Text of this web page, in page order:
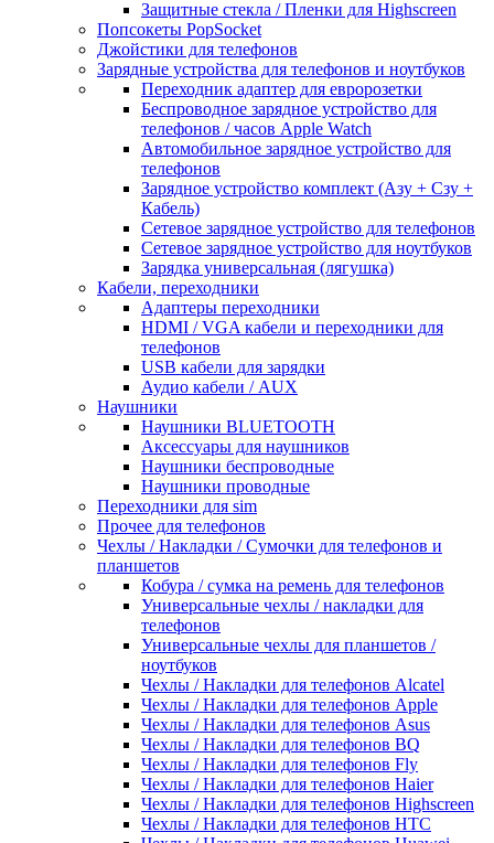
Защитные стекла / Пленки для Highscreen
Попсокеты PopSocket
Джойстики для телефонов
Зарядные устройства для телефонов и ноутбуков
Переходник адаптер для евророзетки
Беспроводное зарядное устройство для
телефонов / часов Apple Watch
Автомобильное зарядное устройство для
телефонов
Зарядное устройство комплект (Азу + Сзу +
Кабель)
Сетевое зарядное устройство для телефонов
Сетевое зарядное устройство для ноутбуков
Зарядка универсальная (лягушка)
Кабели, переходники
Адаптеры переходники
HDMI / VGA кабели и переходники для
телефонов
USB кабели для зарядки
Аудио кабели / AUX
Наушники
Наушники BLUETOOTH
Аксессуары для наушников
Наушники беспроводные
Наушники проводные
Переходники для sim
Прочее для телефонов
Чехлы / Накладки / Сумочки для телефонов и
планшетов
Кобура / сумка на ремень для телефонов
Универсальные чехлы / накладки для
телефонов
Универсальные чехлы для планшетов /
ноутбуков
Чехлы / Накладки для телефонов Alcatel
Чехлы / Накладки для телефонов Apple
Чехлы / Накладки для телефонов Asus
Чехлы / Накладки для телефонов BQ
Чехлы / Накладки для телефонов Fly
Чехлы / Накладки для телефонов Haier
Чехлы / Накладки для телефонов Highscreen
Чехлы / Накладки для телефонов HTC